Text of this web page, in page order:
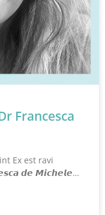
Francesca
Ex est ravi
𝙙𝙚 𝙈𝙞𝙘𝙝𝙚𝙡𝙚…